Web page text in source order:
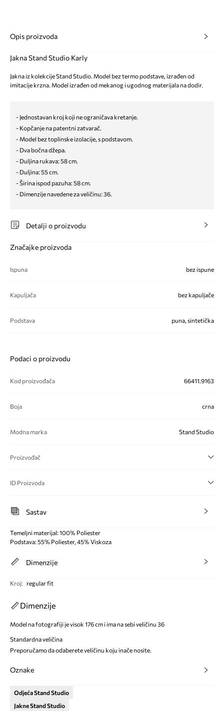
Opis proizvoda
Jakna Stand Studio Karly
Jakna iz kolekcije Stand Studio. Model bez termo podstave, izrađen od
imitacije krzna. Model izrađen od mekanog i ugodnog materijala na dodir.
- Jednostavan kroj koji ne ograničava kretanje.
- Kopčanje na patentni zatvarač.
- Model bez toplinske izolacije, s podstavom.
- Dva bočna džepa.
- Duljina rukava: 58 cm.
- Duljina: 55 cm.
- Širina ispod pazuha: 58 cm.
- Dimenzije navedene za veličinu: 36.
Detalji o proizvodu
Značajke proizvoda
Ispuna bez ispune
Kapuljača bez kapuljače
Podstava puna, sintetička
Podaci o proizvodu
Kod proizvođača 66411.9163
Boja crna
Modna marka Stand Studio
Proizvođač
ID Proizvoda
Sastav
Temeljni materijal: 100% Poliester
Podstava: 55% Poliester, 45% Viskoza
Dimenzije
Kroj: regular fit
Dimenzije
Model na fotografiji je visok 176 cm i ima na sebi veličinu 36
Standardna veličina
Preporučamo da odaberete veličinu koju inače nosite.
Oznake
Odjeća Stand Studio
Jakne Stand Studio